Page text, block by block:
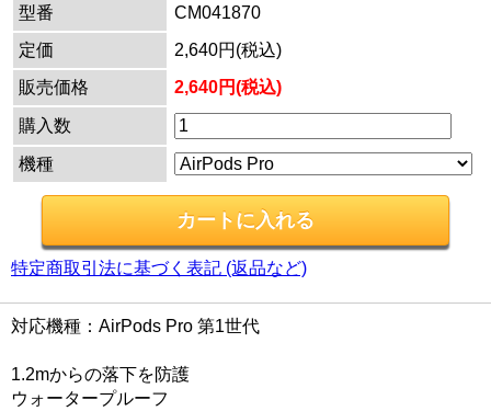
型番
CM041870
定価
2,640円(税込)
販売価格
2,640円(税込)
購入数
機種
特定商取引法に基づく表記 (返品など)
対応機種：AirPods Pro 第1世代
1.2mからの落下を防護
ウォータープルーフ